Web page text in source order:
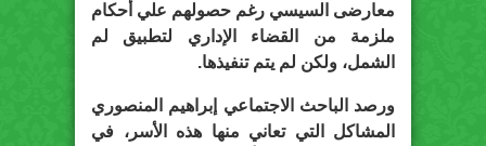
معارضى السيسي رغم حصولهم علي أحكام
ملزمة من القضاء الإداري لتطبيق لم
الشمل، ولكن لم يتم تنفيذها.
ورصد الباحث الاجتماعي إبراهيم المنصوري
المشاكل التي تعاني منها هذه الأسر، في